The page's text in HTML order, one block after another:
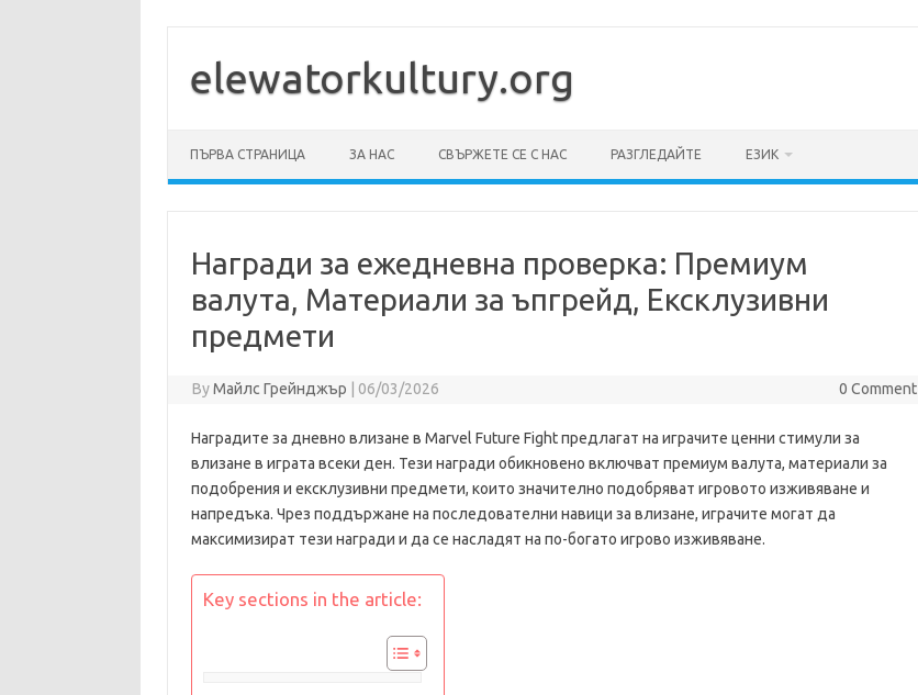
content
elewatorkultury.org
ПЪРВА СТРАНИЦА ЗА НАС СВЪРЖЕТЕ СЕ С НАС РАЗГЛЕДАЙТЕ ЕЗИК
Награди за ежедневна проверка: Премиум
валута, Материали за ъпгрейд, Ексклузивни
предмети
ByМайлс Грейнджър 06/03/2026 0 Comment
Наградите за дневно влизане в Marvel Future Fight предлагат на играчите ценни стимули за
влизане в играта всеки ден. Тези награди обикновено включват премиум валута, материали за
подобрения и ексклузивни предмети, които значително подобряват игровото изживяване и
напредъка. Чрез поддържане на последователни навици за влизане, играчите могат да
максимизират тези награди и да се насладят на по-богато игрово изживяване.
Key sections in the article: